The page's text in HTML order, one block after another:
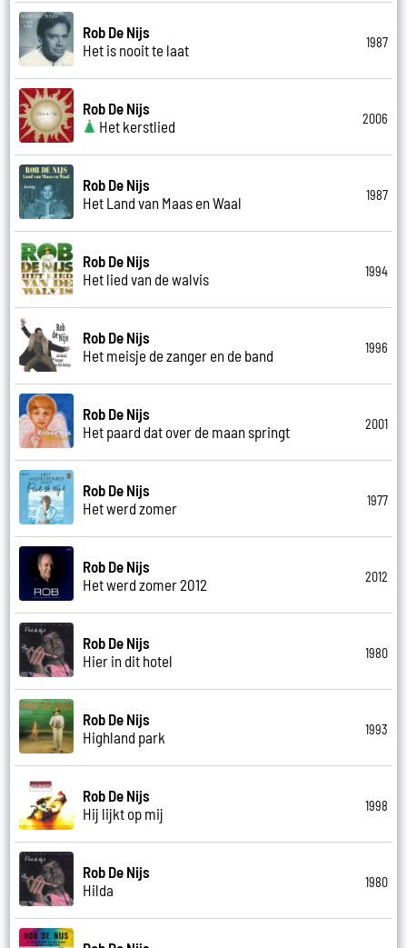
Rob De Nijs
Het is nooit te laat
1987
Rob De Nijs
Het kerstlied
2006
Rob De Nijs
Het Land van Maas en Waal
1987
Rob De Nijs
Het lied van de walvis
1994
Rob De Nijs
Het meisje de zanger en de band
1996
Rob De Nijs
Het paard dat over de maan springt
2001
Rob De Nijs
Het werd zomer
1977
Rob De Nijs
Het werd zomer 2012
2012
Rob De Nijs
Hier in dit hotel
1980
Rob De Nijs
Highland park
1993
Rob De Nijs
Hij lijkt op mij
1998
Rob De Nijs
Hilda
1980